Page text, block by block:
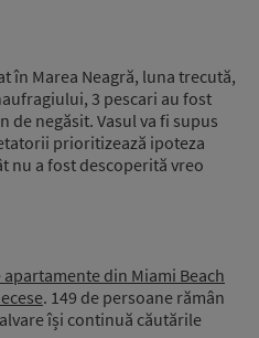
în Marea Neagră, luna trecută,
3 pescari au fost
de negăsit. Vasul va fi supus
prioritizează ipoteza
nu a fost descoperită vreo
din Miami Beach
. 149 de persoane rămân
își continuă căutările